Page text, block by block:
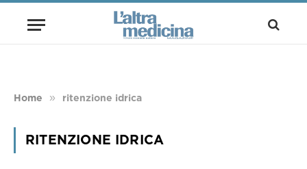
Home » ritenzione idrica
RITENZIONE IDRICA